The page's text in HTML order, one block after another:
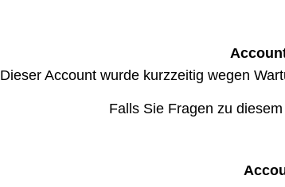
Dieser Account wurde kurzzeitig wegen
Falls Sie Fragen zu